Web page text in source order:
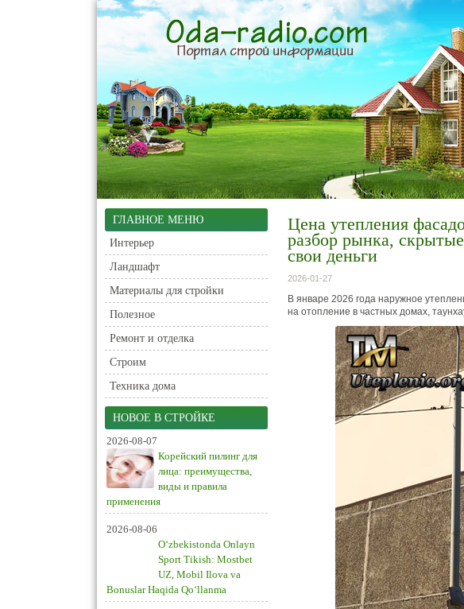
ГЛАВНОЕ МЕНЮ
Интерьер
Ландшафт
Материалы для стройки
Полезное
Ремонт и отделка
Строим
Техника дома
НОВОЕ В СТРОЙКЕ
2026-08-07
Корейский пилинг для
лица: преимущества,
виды и правила
применения
2026-08-06
O‘zbekistonda Onlayn
Sport Tikish: Mostbet
UZ, Mobil Ilova va
Bonuslar Haqida Qo‘llanma
Цена утепления
разбор рынка,
свои деньги
2026-01-27
В январе 2026 года наружное
на отопление в частных домах,